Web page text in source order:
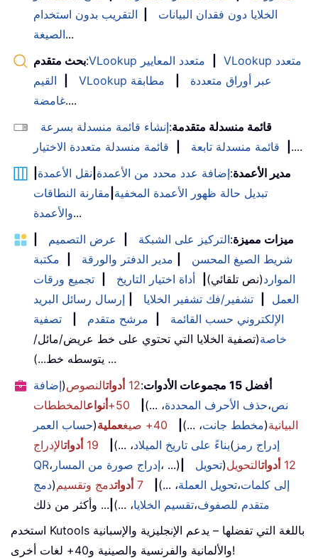
الخلايا دون فقدان البيانات
التقريب بدون استخدام
الصيغة...
بحث متقدم: VLookup متعدد المعايير
VLookup متعدد
القيم
VLookup عبر أوراق متعددة
مطابقة
غامضة....
قائمة منسدلة متقدمة:إنشاء قائمة منسدلة بسرعة
قائمة منسدلة تابعة قائمة منسدلة متعددة الاختيار
....
مدير الأعمدة:إضافة عدد محدد من الأعمدة نقل الأعمدة
تبديل حالة ظهور الأعمدة المخفية مقارنة النطاقات
والأعمدة...
ميزات مميزة:التركيز على الشبكة عرض التصميم
شريط الصيغ المحسن
مدير الدفتر والورقة
مكتبة
الموارد(نص تلقائي) أداة اختيار التاريخ
تجميع ورقات
العمل
تشفير/فك تشفير الخلايا
إرسال رسائل البريد
الإلكتروني حسب القائمة
مرشح متقدم
تصفية
خاصة(تصفية الخلايا التي تحتوي على خط عريض/مائل/
يتوسطه خط...) ...
أفضل 15 مجموعات الأدوات
:
12 أدواتالنصوص(إضافة
نص،حذف الأحرف المحددة، ...) 50+ أنواعالمخططات
البيانية(مخطط جانت، ...) 40+ صيغ عملية(حساب العمر
بناءً على تاريخ الميلاد، ...) 19 أدواتالإدراج ( إدراج رمز
QR، إدراج صورة من المسار، ...) 12 أدواتالتحويل(تحويل
إلى كلمات،تحويل العملة، ...) 7 أدواتدمج وتقسيم (دمج
متقدم للصفوف،تقسيم الخلايا، ...) ... وأكثر من ذلك
استخدم Kutools باللغة التي تفضلها – يدعم الإنجليزية والإسبانية
والألمانية والفرنسية والصينية و40+ لغات أخرى!